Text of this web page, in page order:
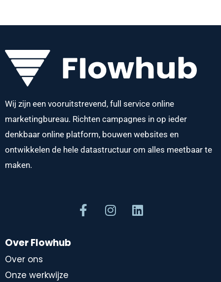
Wij zijn een vooruitstrevend, full service online
marketingbureau. Richten campagnes in op ieder
denkbaar online platform, bouwen websites en
ontwikkelen de hele datastructuur om alles meetbaar te
maken.
Over Flowhub
Over ons
Onze werkwijze